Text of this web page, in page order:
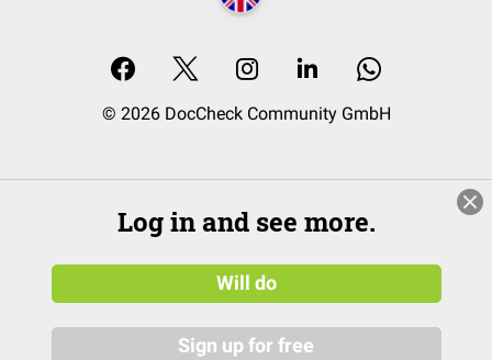
© 2026 DocCheck Community GmbH
Log in and see more.
Will do
Sign up for free